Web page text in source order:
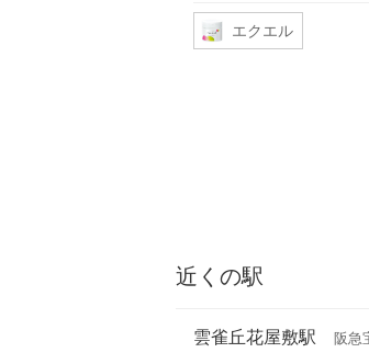
エクエル
近くの駅
雲雀丘花屋敷駅 阪急